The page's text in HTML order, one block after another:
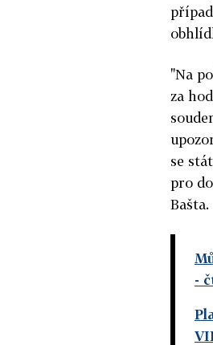
"Na
za
se
pro
Bašta.
-